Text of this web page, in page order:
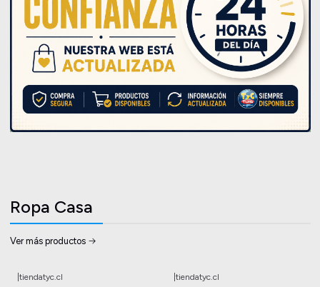
Ropa Casa
Ver más productos
tiendatyc.cl tiendatyc.cl